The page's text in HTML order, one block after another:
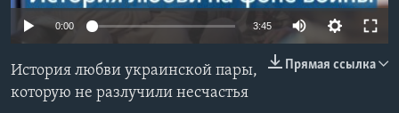
Learning English
СОЦИАЛЬНЫЕ СЕТИ
0:00 3:45
Прямая ссылка
История любви украинской пары,
которую не разлучили несчастья